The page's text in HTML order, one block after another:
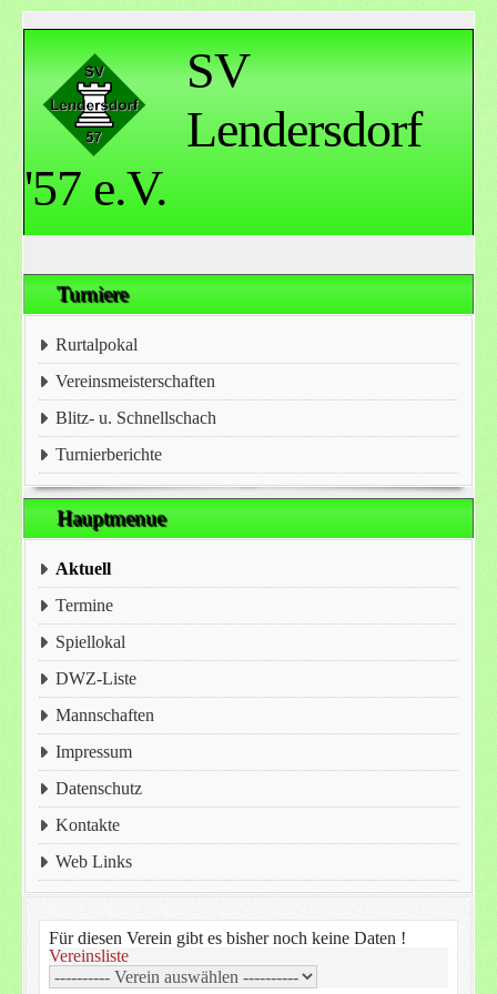
SV
Lendersdorf
'57 e.V.
Turniere
Rurtalpokal
Vereinsmeisterschaften
Blitz- u. Schnellschach
Turnierberichte
Hauptmenue
Aktuell
Termine
Spiellokal
DWZ-Liste
Mannschaften
Impressum
Datenschutz
Kontakte
Web Links
Für diesen Verein gibt es bisher noch keine Daten !
Vereinsliste